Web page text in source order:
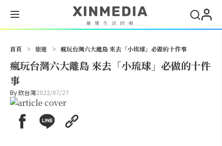
首頁 > 旅遊 > 瘋玩台灣六大離島 來去「小琉球」必做的十件事
瘋玩台灣六大離島 來去「小琉球」必做的十件
事
By欣台灣2022/07/27